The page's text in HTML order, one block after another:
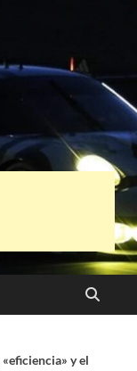
punto
y el